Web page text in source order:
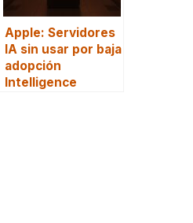
Apple: Servidores
IA sin usar por baja
adopción
Intelligence